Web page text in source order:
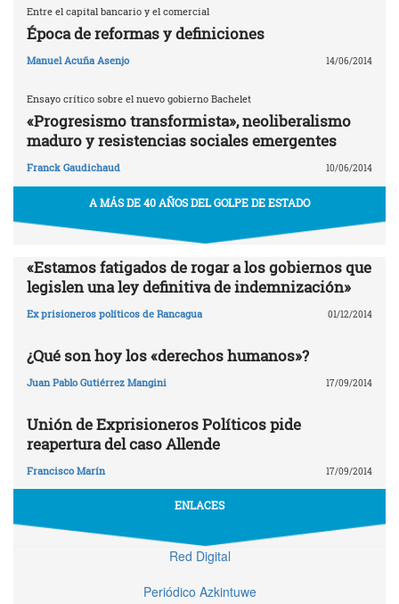
Entre el capital bancario y el comercial
Época de reformas y definiciones
Manuel Acuña Asenjo 14/06/2014
Ensayo crítico sobre el nuevo gobierno Bachelet
«Progresismo transformista», neoliberalismo
maduro y resistencias sociales emergentes
Franck Gaudichaud 10/06/2014
A MÁS DE 40 AÑOS DEL GOLPE DE ESTADO
«Estamos fatigados de rogar a los gobiernos que
legislen una ley definitiva de indemnización»
Ex prisioneros políticos de Rancagua 01/12/2014
¿Qué son hoy los «derechos humanos»?
Juan Pablo Gutiérrez Mangini 17/09/2014
Unión de Exprisioneros Políticos pide
reapertura del caso Allende
Francisco Marín 17/09/2014
ENLACES
Red Digital
Periódico Azkintuwe